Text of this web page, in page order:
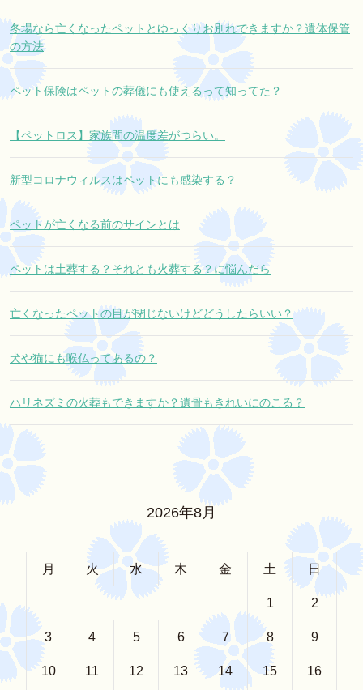
冬場なら亡くなったペットとゆっくりお別れできますか？遺体保管
の方法
ペット保険はペットの葬儀にも使えるって知ってた？
【ペットロス】家族間の温度差がつらい。
新型コロナウィルスはペットにも感染する？
ペットが亡くなる前のサインとは
ペットは土葬する？それとも火葬する？に悩んだら
亡くなったペットの目が閉じないけどどうしたらいい？
犬や猫にも喉仏ってあるの？
ハリネズミの火葬もできますか？遺骨もきれいにのこる？
2026年8月
月 火 水 木 金 土 日
1 2
3 4 5 6 7 8 9
10 11 12 13 14 15 16